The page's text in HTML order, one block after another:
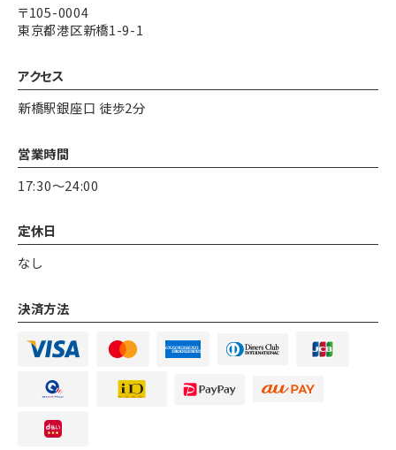
〒105-0004
東京都港区新橋1-9-1
アクセス
新橋駅銀座口 徒歩2分
営業時間
17:30～24:00
定休日
なし
決済方法